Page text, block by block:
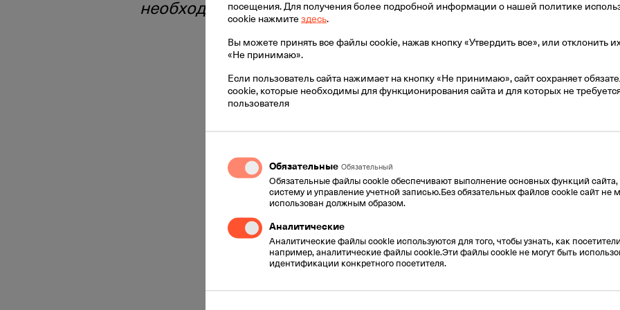
необходимости.."
Короткий номер из
€ 1700/год
Срок подключения- 2 месяца
Отправить запрос
посещения. Для получения более подробной информации о нашей политике
cookie нажмитездесь.
Вы можете принять все файлы cookie, нажав кнопку «Утвердить все», или отклонить
«Не принимаю».
Если пользователь сайта нажимает на кнопку «Не принимаю», сайт сохраняет
cookie, которые необходимы для функционирования сайта и для которых не
пользователя
Обязательные Обязательный
Обязательные файлы cookie обеспечивают выполнение основных функций сайта,
систему и управление учетной записью.Без обязательных файлов cookie сайт не
использован должным образом.
Аналитические
Аналитические файлы cookie используются для того, чтобы узнать, как
например, аналитические файлы cookie.Эти файлы cookie не могут быть
идентификации конкретного посетителя.